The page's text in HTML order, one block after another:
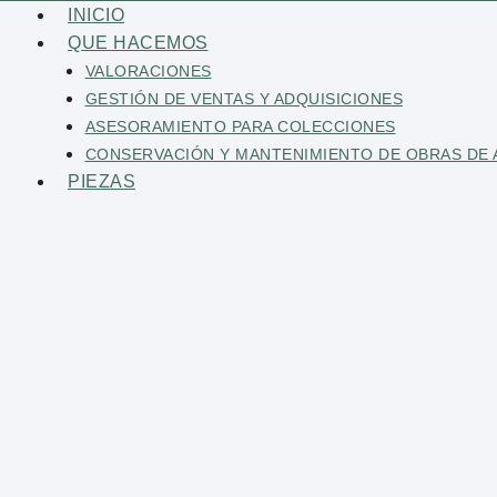
Saltar
contenido
INICIO
QUE HACEMOS
VALORACIONES
GESTIÓN DE VENTAS Y ADQUISICIONES
ASESORAMIENTO PARA COLECCIONES
CONSERVACIÓN Y MANTENIMIENTO DE OBRAS DE
PIEZAS